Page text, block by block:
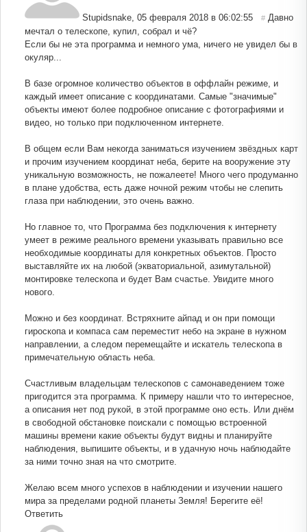
Stupidsnake, 05 февраля 2018 в 06:02:55 # Давно
мечтал о телескопе, купил, собрал и чё?
Если бы не эта программа и немного ума, ничего не увидел бы в
окуляр...
В базе огромное количество объектов в оффлайн режиме, и
каждый имеет описание с координатами. Самые "значимые"
объекты имеют более подробное описание с фотографиями и
видео, но только при подключенном интернете.
В общем если Вам некогда заниматься изучением звёздных карт
и прочим изучением координат неба, берите на вооружение эту
уникальную возможность, не пожалеете! Много чего продуманно
в плане удобства, есть даже ночной режим чтобы не слепить
глаза при наблюдении, это очень важно.
Но главное то, что Программа без подключения к интернету
умеет в режиме реального времени указывать правильно все
необходимые координаты для конкретных объектов. Просто
выставляйте их на любой (экваториальной, азимутальной)
монтировке телескопа и будет Вам счастье. Увидите много
нового.
Можно и без координат. Встряхните айпад и он при помощи
гироскопа и компаса сам переместит небо на экране в нужном
направлении, а следом перемещайте и искатель телескопа в
примечательную область неба.
Счастливым владельцам телескопов с самонаведением тоже
пригодится эта программа. К примеру нашли что то интересное,
а описания нет под рукой, в этой программе оно есть. Или днём
в свободной обстановке поискали с помощью встроенной
машины времени какие объекты будут видны и планируйте
наблюдения, выпишите объекты, и в удачную ночь наблюдайте
за ними точно зная на что смотрите.
Желаю всем много успехов в наблюдении и изучении нашего
мира за пределами родной планеты Земля! Берегите её!
Ответить